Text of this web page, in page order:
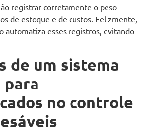
registrar corretamente o peso
de estoque e de custos. Felizmente,
automatiza esses registros, evitando
de um sistema
para
no controle